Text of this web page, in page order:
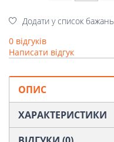
Додати у список бажань
0 відгуків
Написати відгук
ОПИС
ХАРАКТЕРИСТИКИ